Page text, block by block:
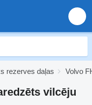
rezerves daļas Volvo
vilcēju